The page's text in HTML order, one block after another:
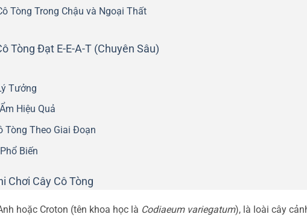
Tòng Trong Chậu và Ngoại Thất
Tòng Đạt E-E-A-T (Chuyên Sâu)
Tưởng
Hiệu Quả
Tòng Theo Giai Đoạn
Biến
Chơi Cây Cô Tòng
hoặc Croton (tên khoa học là Codiaeum variegatum), là loài cây